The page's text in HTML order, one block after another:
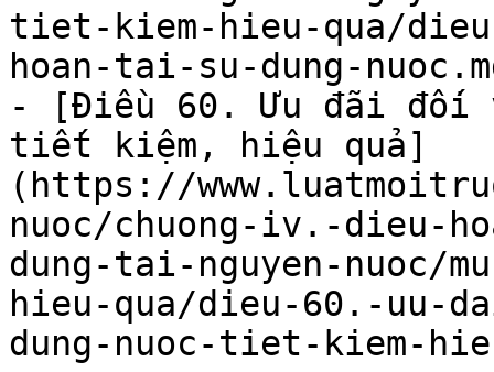
tiet-kiem-hieu-qua/
hoan-tai-su-dung-
- [Điều 60. Ưu đãi đối
tiết kiệm, hiệu quả]
(https://
nuoc/chuong-iv.-dieu-
dung-tai-nguyen-nuoc/
hieu-qua/dieu-60.-uu-